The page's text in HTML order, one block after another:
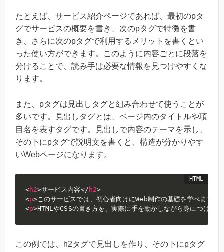
たとえば、サービス紹介ページであれば、最初のpタ
グでサービスの概要を書き、次のpタグで特徴を書
き、さらに次のpタグで利用するメリットを書くとい
った使い方ができます。このように内容ごとに段落を
分けることで、読み手は必要な情報を見つけやすくな
ります。
また、pタグは見出しタグと組み合わせて使うことが
多いです。見出しタグとは、ページ内のタイトルや項
目名を表すタグです。見出しで内容のテーマを示し、
その下にpタグで説明文を書くと、構造が分かりやす
いWebページになります。
<h2>サービス内容</ h2>
<p>このサービスでは、初心者向けにWeb制作の基礎を学べます。
<p>HTMLやCSSの書き方を、実際に手を動かしながら身につけら
この例では、h2タグで見出しを作り、その下にpタグ